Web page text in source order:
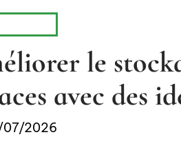
le
avec des
2026